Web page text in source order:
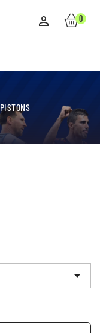
0

PISTONS
